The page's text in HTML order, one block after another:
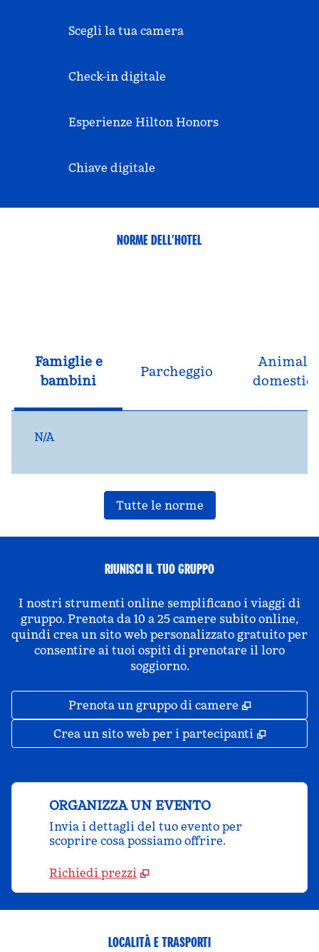
Scegli la tua camera
Check-in digitale
Esperienze Hilton Honors
Chiave digitale
NORME DELL’HOTEL
Famiglie e
bambini
Parcheggio
Animali
domestici
N/A
Tutte le norme
RIUNISCI IL TUO GRUPPO
I nostri strumenti online semplificano i viaggi di
gruppo. Prenota da 10 a 25 camere subito online,
quindi crea un sito web personalizzato gratuito per
consentire ai tuoi ospiti di prenotare il loro
soggiorno.
Prenota un gruppo di camere ,
Crea un sito web per i partecipanti ,
ORGANIZZA UN EVENTO
Invia i dettagli del tuo evento per
scoprire cosa possiamo offrire.
Richiedi prezzi
LOCALITÀ E TRASPORTI